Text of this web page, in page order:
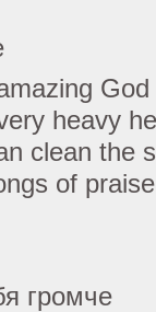
God
heavy
clean the
of praise
громче